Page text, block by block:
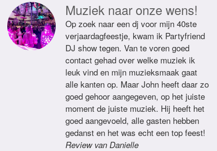
Muziek naar onze wens!
Op zoek naar een dj voor mijn 40ste
verjaardagfeestje, kwam ik Partyfriend
DJ show tegen. Van te voren goed
contact gehad over welke muziek ik
leuk vind en mijn muzieksmaak gaat
alle kanten op. Maar John heeft daar zo
goed gehoor aangegeven, op het juiste
moment de juiste muziek. Hij heeft het
goed aangevoeld, alle gasten hebben
gedanst en het was echt een top feest!
Review van Danielle